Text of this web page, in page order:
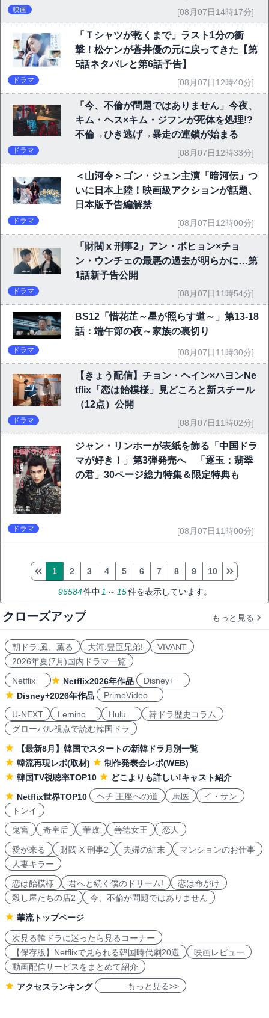
映画 [08月07日14時17分]
「Ｔシャツが乾くまで」ラスト1分の衝
撃！松ケンが蒼井優の元に戻ってきた【第
5話ネタバレと第6話予告】
ドラマ [08月07日12時40分]
「今、不倫が問題ではありません」今夜、
キム・ヘス×キム・ジフンが死体を処理!?
不倫→ひき逃げ→暴走の連鎖が始まる
ドラマ [08月07日12時33分]
＜山河令＞ゴン・ジュン主演「暗河伝」つ
いに日本上陸！映画級アクションが話題、
日本版予告編解禁
ドラマ [08月07日12時00分]
「財閥 x 刑事2」アン・ボヒョン×チョ
ン・ウンチェの最悪の過去が明らかに…第
1話新予告公開
ドラマ [08月07日11時54分]
BS12「惜花芷～星が照らす道～」第13-18
話：端午節の夜～家族の裏切り
ドラマ [08月07日11時30分]
【きょう配信】チョン・ヘイン×ハヨンNe
tflix「恋は飴模様」見どころと新スチール
（12点）公開
ドラマ [08月07日11時02分]
ジャン・リンホーが表紙を飾る「中国ドラ
マが好き！」第3弾発売へ 「逐玉：翡翠
の君」30ページ総力特集＆限定特典も
ドラマ [08月07日11時00分]
96584件中1 ～ 15件を表示しています。
1 2 3 4 5 6 7 8 9 10
クローズアップ もっと見る
朝ドラ:風、薫る 大河:豊臣兄弟!
VIVANT
2026年夏(7月)国内ドラマ一覧
Netflix
Netflix2026年作品
Disney+
Disney+2026年作品
PrimeVideo
U-NEXT
Lemino Hulu
韓ドラ歴史コラム
グローバル視点で読む韓国ドラ
【最新8月】韓国でスタートの新韓ドラ月別一覧
韓流再現レポ(取材)
制作発表会レポ(WEB)
韓国TV視聴率TOP10
どこよりも詳しい!キャスト紹介
Netflix世界TOP10
ヘチ 王座への道 馬医
イ・サン
トンイ
鬼宮
奇皇后 華政 善徳女王 恋人
愛が来る 財閥 X 刑事2 夫婦の結末
マンションのお仕事
人妻キラー
恋は飴模様
君へと続く僕のドリーム!
恋は命がけ
殺し屋たちの店2
今、不倫が問題ではありません
華流トップページ
次見る韓ドラに迷ったら見るコーナー
【保存版】Netflixで見られる韓国時代劇20選
映画レビュー
動画配信サービスをまとめて紹介
アクセスランキング もっと見る>>